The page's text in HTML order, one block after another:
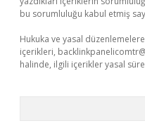
bu sorumluluğu kabul etmiş
Hukuka ve yasal
içerikleri,
halinde, ilgili içerikler yasal